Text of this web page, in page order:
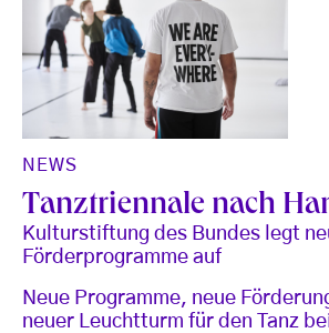
NEWS
Tanztriennale nach
Kulturstiftung des Bundes legt
Förderprogramme auf
Neue Programme, neue
neuer Leuchtturm für den Tanz